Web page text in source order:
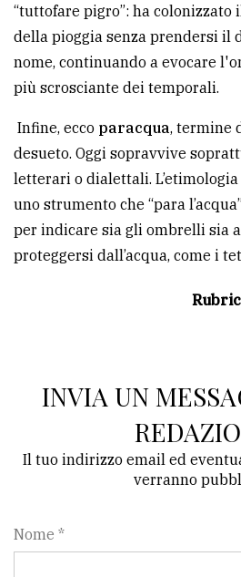
“tuttofare pigro”: ha colonizzato
della pioggia senza prendersi il
nome, continuando a evocare
più scrosciante dei temporali.
Infine, ecco paracqua, termine
desueto. Oggi sopravvive
letterari o dialettali.
uno strumento che “para
per indicare sia gli ombrelli sia
proteggersi dall’acqua, come i
INVIA UN
Il tuo indirizzo email ed
verranno
Nome *